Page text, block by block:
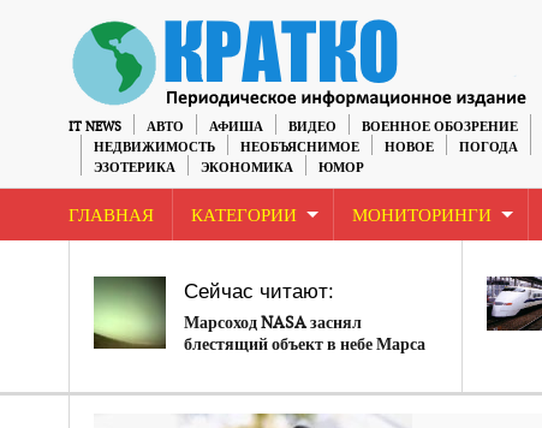
IT NEWS АВТО АФИША ВИДЕО ВОЕННОЕ ОБОЗРЕНИЕ
НЕДВИЖИМОСТЬ
НЕОБЪЯСНИМОЕ НОВОЕ ПОГОДА
ЭЗОТЕРИКА
ЭКОНОМИКА ЮМОР
ГЛАВНАЯ КАТЕГОРИИ МОНИТОРИНГИ
Сейчас читают:
Марсоход NASA заснял
блестящий объект в небе Марса